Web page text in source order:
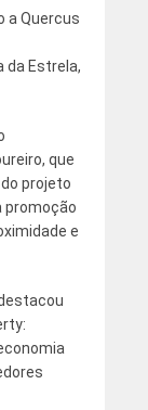
a Quercus
da Estrela,
que
projeto
promoção
e